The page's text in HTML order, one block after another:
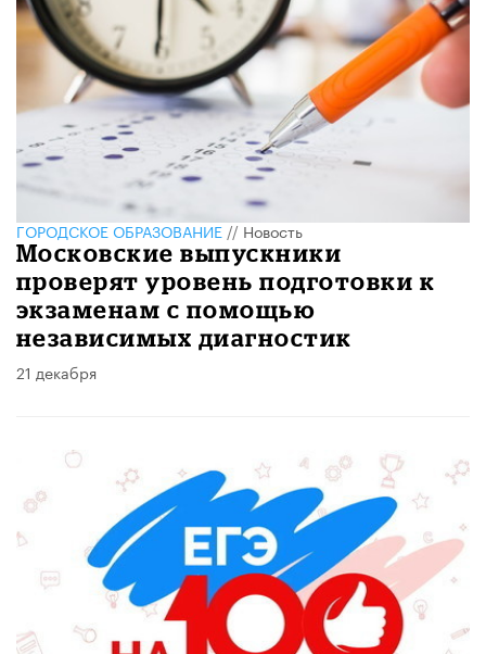
ГОРОДСКОЕ ОБРАЗОВАНИЕ//Новость
Московские выпускники
проверят уровень подготовки к
экзаменам с помощью
независимых диагностик
21 декабря